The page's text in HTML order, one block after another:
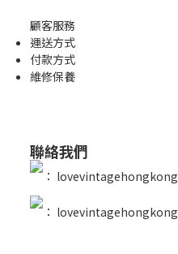
顧客服務
運送方式
付款方式
維修保養
聯絡我們
： lovevintagehongkong
： lovevintagehongkong